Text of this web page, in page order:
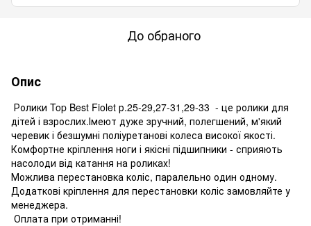
До обраного
Опис
Ролики Top Best Fiolet р.25-29,27-31,29-33 - це ролики для
дітей і взрослих.Імеют дуже зручний, полегшений, м'який
черевик і безшумні поліуретанові колеса високої якості.
Комфортне кріплення ноги і якісні підшипники - сприяють
насолоди від катання на роликах!
Можлива перестановка коліс, паралельно один одному.
Додаткові кріплення для перестановки коліс замовляйте у
менеджера.
Оплата при отриманні!